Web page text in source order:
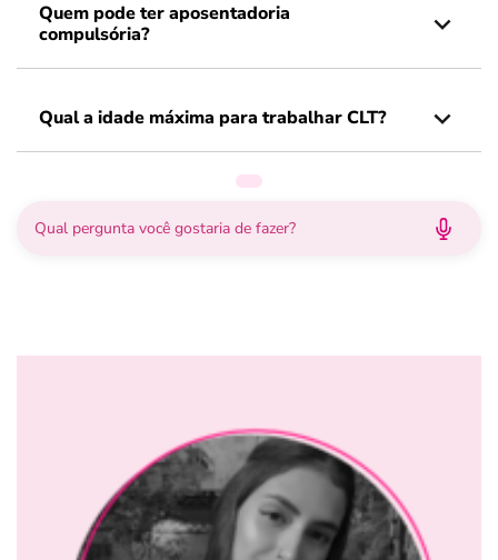
Quem pode ter aposentadoria
compulsória?
Qual a idade máxima para trabalhar CLT?